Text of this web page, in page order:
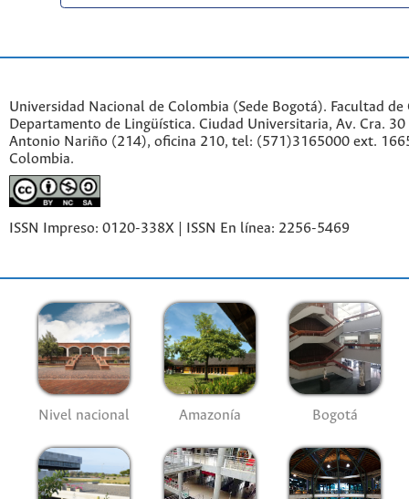
Universidad Nacional de Colombia (Sede Bogotá). Facultad de
Departamento de Lingüística. Ciudad Universitaria, Av. Cra.
Antonio Nariño (214), oficina 210, tel: (571)3165000 ext.
Colombia.
ISSN Impreso: 0120-338X | ISSN En línea: 2256-5469
Nivel nacional Amazonía Bogotá